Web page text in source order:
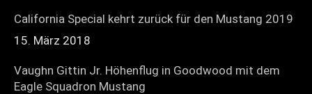
California Special kehrt zurück für den Mustang 2019
15. März 2018
Vaughn Gittin Jr. Höhenflug in Goodwood mit dem
Eagle Squadron Mustang